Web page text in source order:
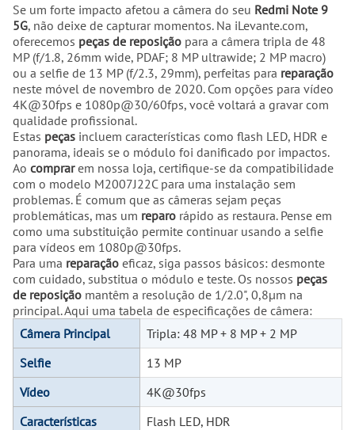
Se um forte impacto afetou a câmera do seu Redmi Note 9
5G, não deixe de capturar momentos. Na iLevante.com,
oferecemos peças de reposição para a câmera tripla de 48
MP (f/1.8, 26mm wide, PDAF; 8 MP ultrawide; 2 MP macro)
ou a selfie de 13 MP (f/2.3, 29mm), perfeitas para reparação
neste móvel de novembro de 2020. Com opções para vídeo
4K@30fps e 1080p@30/60fps, você voltará a gravar com
qualidade profissional.
Estas peças incluem características como flash LED, HDR e
panorama, ideais se o módulo foi danificado por impactos.
Ao comprarem nossa loja, certifique-se da compatibilidade
com o modelo M2007J22C para uma instalação sem
problemas. É comum que as câmeras sejam peças
problemáticas, mas um reparo rápido as restaura. Pense em
como uma substituição permite continuar usando a selfie
para vídeos em 1080p@30fps.
Para uma reparação eficaz, siga passos básicos: desmonte
com cuidado, substitua o módulo e teste. Os nossos peças
de reposição mantêm a resolução de 1/2.0", 0,8µm na
principal. Aqui uma tabela de especificações de câmera:
Câmera Principal
Tripla: 48 MP + 8 MP + 2 MP
Selfie
13 MP
Vídeo
4K@30fps
Características
Flash LED, HDR